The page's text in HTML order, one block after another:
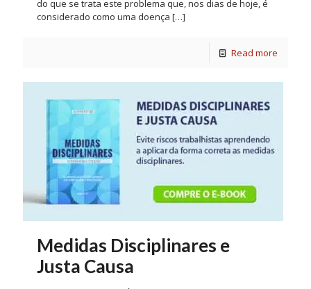
do que se trata este problema que, nos dias de hoje, é
considerado como uma doença […]
Read more
Medidas Disciplinares e
Justa Causa